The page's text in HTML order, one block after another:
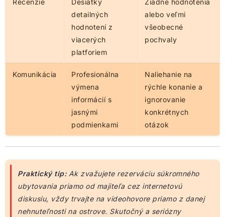
Recenzie
Desiatky
detailných
hodnotení z
viacerých
platforiem
Žiadne hodnotenia
alebo veľmi
všeobecné
pochvaly
Komunikácia
Profesionálna
výmena
informácií s
jasnými
podmienkami
Naliehanie na
rýchle konanie a
ignorovanie
konkrétnych
otázok
Praktický tip:Ak zvažujete rezerváciu súkromného
ubytovania priamo od majiteľa cez internetovú
diskusiu, vždy trvajte na videohovore priamo z danej
nehnuteľnosti na ostrove. Skutočný a seriózny